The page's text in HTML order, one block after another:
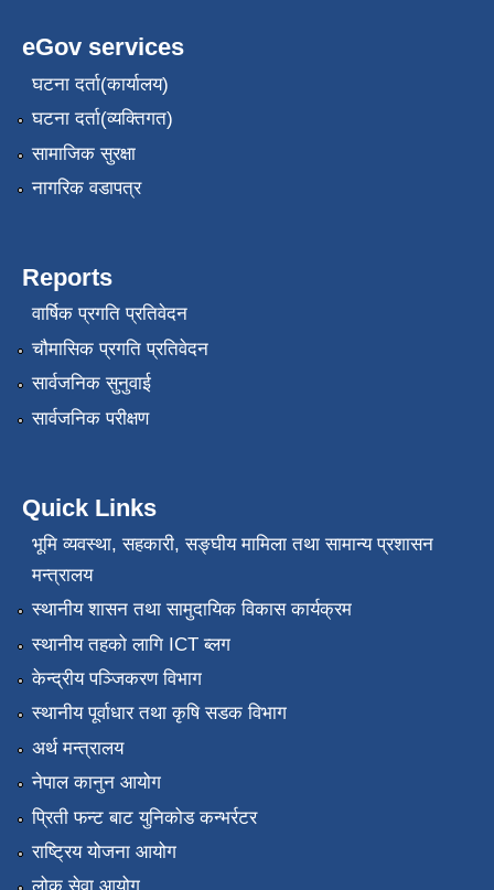
eGov services
घटना दर्ता(कार्यालय)
घटना दर्ता(व्यक्तिगत)
सामाजिक सुरक्षा
नागरिक वडापत्र
Reports
वार्षिक प्रगति प्रतिवेदन
चौमासिक प्रगति प्रतिवेदन
सार्वजनिक सुनुवाई
सार्वजनिक परीक्षण
Quick Links
भूमि व्यवस्था, सहकारी, सङ्‍घीय मामिला तथा सामान्य प्रशासन
मन्त्रालय
स्थानीय शासन तथा सामुदायिक विकास कार्यक्रम
स्थानीय तहको लागि ICT ब्लग
केन्द्रीय पञ्जिकरण विभाग
स्थानीय पूर्वाधार तथा कृषि सडक विभाग
अर्थ मन्त्रालय
नेपाल कानुन आयोग
प्रिती फन्ट बाट युनिकोड कन्भर्रटर
राष्ट्रिय योजना आयोग